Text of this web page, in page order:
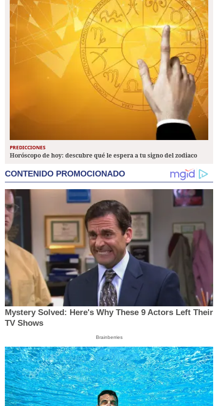
PREDICCIONES
Horóscopo de hoy: descubre qué le espera a tu signo del zodiaco
CONTENIDO PROMOCIONADO
Mystery Solved: Here's Why These 9 Actors Left Their
TV Shows
Brainberries